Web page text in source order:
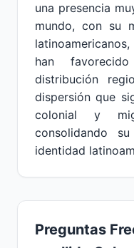
una presencia
mundo, con su
han
distribución
dispersión que
colonial y
consolidando
identidad
Preguntas